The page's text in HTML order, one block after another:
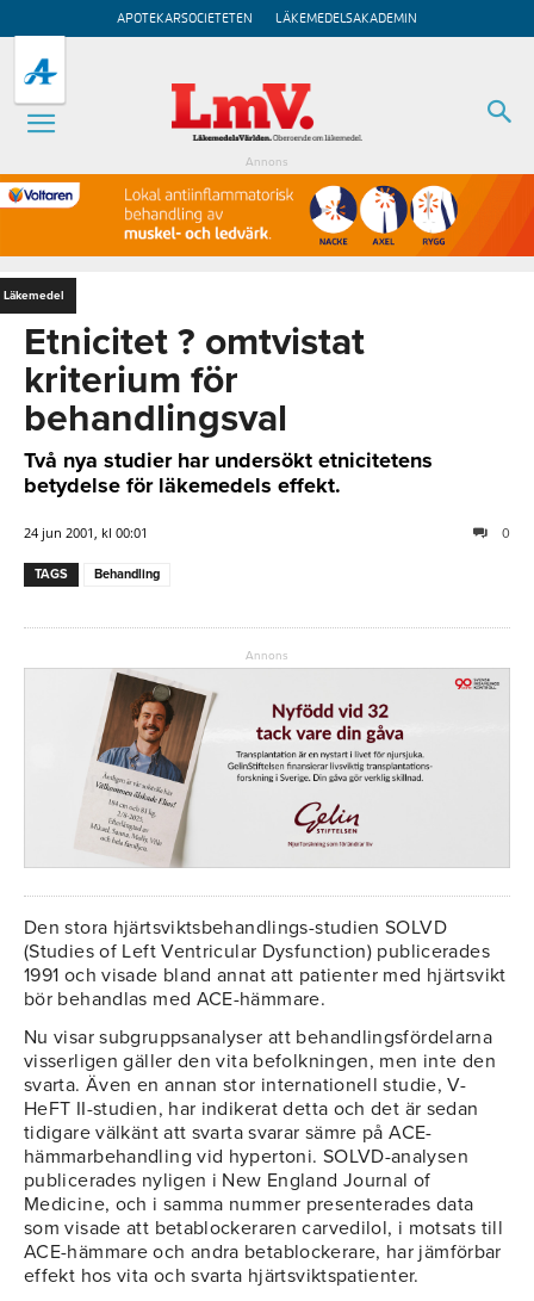
APOTEKARSOCIETETEN LÄKEMEDELSAKADEMIN
Annons
Läkemedel
Etnicitet ? omtvistat
kriterium för
behandlingsval
Två nya studier har undersökt etnicitetens
betydelse för läkemedels effekt.
24 jun 2001, kl 00:01 0
TAGS Behandling
Annons
Den stora hjärtsviktsbehandlings-studien SOLVD
(Studies of Left Ventricular Dysfunction) publicerades
1991 och visade bland annat att patienter med hjärtsvikt
bör behandlas med ACE-hämmare.
Nu visar subgruppsanalyser att behandlingsfördelarna
visserligen gäller den vita befolkningen, men inte den
svarta. Även en annan stor internationell studie, V-
HeFT II-studien, har indikerat detta och det är sedan
tidigare välkänt att svarta svarar sämre på ACE-
hämmarbehandling vid hypertoni. SOLVD-analysen
publicerades nyligen i New England Journal of
Medicine, och i samma nummer presenterades data
som visade att betablockeraren carvedilol, i motsats till
ACE-hämmare och andra betablockerare, har jämförbar
effekt hos vita och svarta hjärtsviktspatienter.